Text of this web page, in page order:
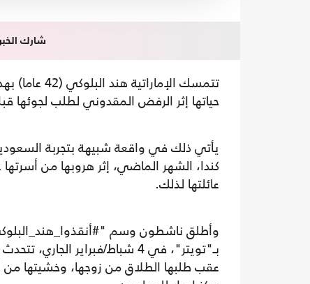
شارك الخبر
تتمسك
حياتها إثر الرفض المقدوني لطلب لجوئها
يأتي ذلك في واقعة شبيهة بتجربة
كندا، الشهر الماضي، إثر هروبها من
عائلتها لذلك.
وأطلق ناشطون وسم
بـ"تويتر"، في 4 شباط/فبراير
عقب طلبها الطلاق من زوجها، وخشيتها من